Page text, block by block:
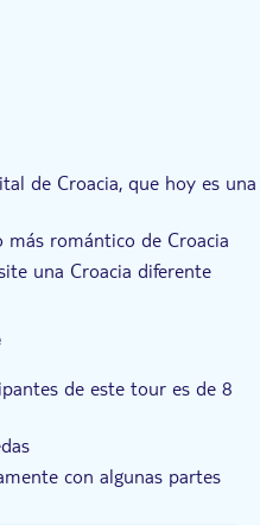
de Croacia, que hoy es una
más romántico de Croacia
una Croacia diferente
de este tour es de 8
con algunas partes